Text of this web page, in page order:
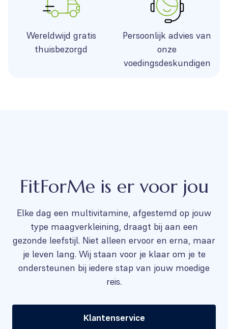
Wereldwijd gratis
thuisbezorgd
Persoonlijk advies van
onze
voedingsdeskundigen
FitForMe is er voor jou
Elke dag een multivitamine, afgestemd op jouw
type maagverkleining, draagt bij aan een
gezonde leefstijl. Niet alleen ervoor en erna, maar
je leven lang. Wij staan voor je klaar om je te
ondersteunen bij iedere stap van jouw moedige
reis.
Klantenservice